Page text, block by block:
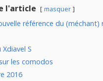
l'article masquer
référence du
S
les comodos
2016